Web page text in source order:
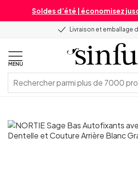
Soldes d’été | économisez
Livraison et emballage
MENU